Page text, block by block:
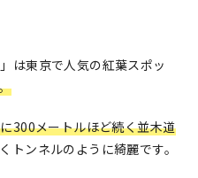
は東京で人気の紅葉スポッ
300メートルほど続く並木道
トンネルのように綺麗です。